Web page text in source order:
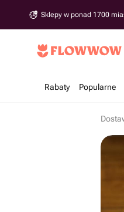
Sklepy w ponad 1700
Rabaty Popularne